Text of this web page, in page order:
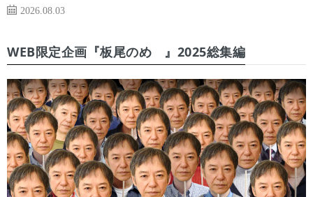
2026.08.03
WEB限定企画『板尾のめ゙』2025総集編